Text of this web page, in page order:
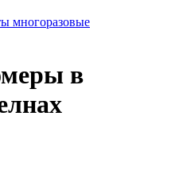
многоразовые
в